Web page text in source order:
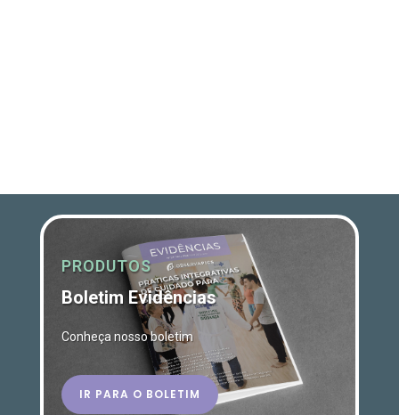
PRODUTOS
Boletim Evidências
Conheça nosso boletim
IR PARA O BOLETIM